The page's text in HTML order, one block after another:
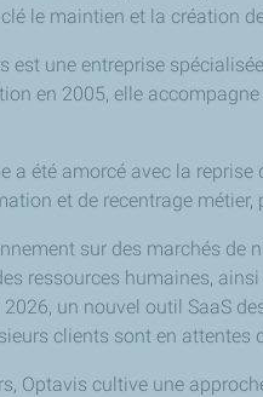
le maintien et la création
est une entreprise
en 2005, elle
été amorcé avec la
et de recentrage
sur des marchés de
ressources humaines,
2026, un nouvel outil SaaS
clients sont en attentes
Optavis cultive une